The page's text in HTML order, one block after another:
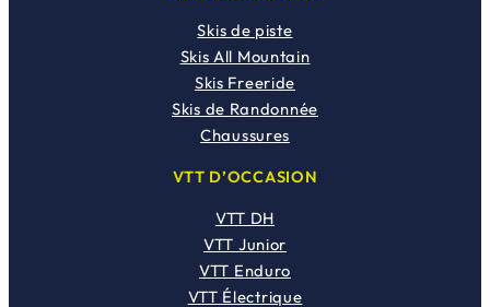
Skis de piste
Skis All Mountain
Skis Freeride
Skis de Randonnée
Chaussures
VTT D’OCCASION
VTT DH
VTT Junior
VTT Enduro
VTT Électrique